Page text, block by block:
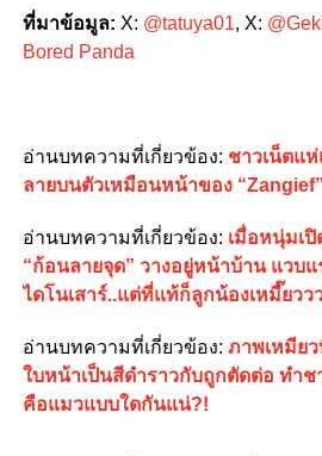
ที่มาข้อมูล: X: @tatuya01, X:
Bored Panda
อ่านบทความที่เกี่ยวข้อง: ชาวเน็ตแ
ลายบนตัวเหมือนหน้าของ
อ่านบทความที่เกี่ยวข้อง: เมื่อหนุ่มเ
“ก้อนลายจุด” วางอยู่หน้าบ้าน แวบ
ไดโนเสาร์..แต่ที่แท้ก็ลูกน้องเหมี๊ยวว
อ่านบทความที่เกี่ยวข้อง: ภาพเหมีย
ใบหน้าเป็นสีดำราวกับถูกตัดต่อ ทำช
คือแมวแบบใดกันแน่?!